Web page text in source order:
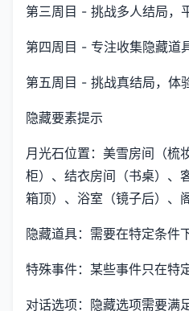
第三周目 - 挑战多人结局，
第四周目 - 专注收集隐藏道
第五周目 - 挑战真结局，体
隐藏要素提示
月光石位置：美雪房间（梳
柜）、结衣房间（书桌）、
箱顶）、浴室（镜子后）、
隐藏道具：需要在特定条件
特殊事件：某些事件只在特
对话选项：隐藏选项需要满